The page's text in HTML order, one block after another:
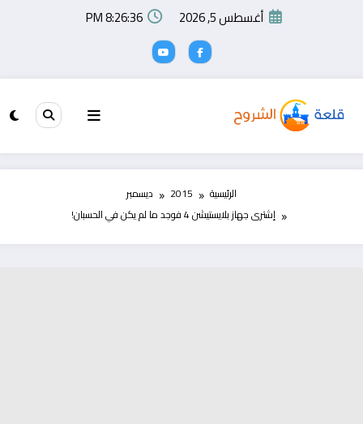
أغسطس 5, 2026 8:26:37 PM
الرئيسية 2015
ديسمبر
إشترى جهاز بلايستيشن 4 فوجد ما لم يكن في الحسبان!